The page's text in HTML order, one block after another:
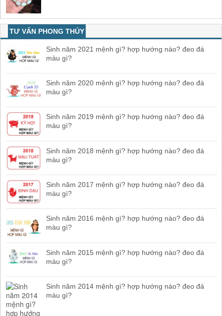
TƯ VẤN PHONG THỦY
Sinh năm 2021 mệnh gì? hợp hướng nào? đeo đá
màu gì?
Sinh năm 2020 mệnh gì? hợp hướng nào? đeo đá
màu gì?
Sinh năm 2019 mệnh gì? hợp hướng nào? đeo đá
màu gì?
Sinh năm 2018 mệnh gì? hợp hướng nào? đeo đá
màu gì?
Sinh năm 2017 mệnh gì? hợp hướng nào? đeo đá
màu gì?
Sinh năm 2016 mệnh gì? hợp hướng nào? đeo đá
màu gì?
Sinh năm 2015 mệnh gì? hợp hướng nào? đeo đá
màu gì?
Sinh năm 2014 mệnh gì? hợp hướng nào? đeo đá
màu gì?